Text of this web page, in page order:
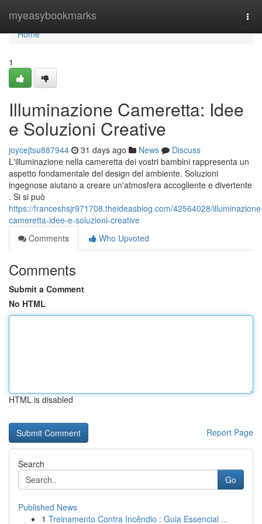
myeasybookmarks
Home
Home
1
Illuminazione Cameretta: Idee
e Soluzioni Creative
joycejtsu887944 31 days ago News
Discuss
L'illuminazione nella cameretta dei vostri bambini rappresenta un
aspetto fondamentale del design del ambiente. Soluzioni
ingegnose aiutano a creare un'atmosfera accogliente e divertente
. Si si può
https://franceshsjr971708.theideasblog.com/42564028/
cameretta-idee-e-soluzioni-creative
Comments
Who Upvoted
Comments
Submit a Comment
No HTML
HTML is disabled
Report Page
Search
Go
Published News
1 Treinamento Contra Incêndio : Guia Essencial ...